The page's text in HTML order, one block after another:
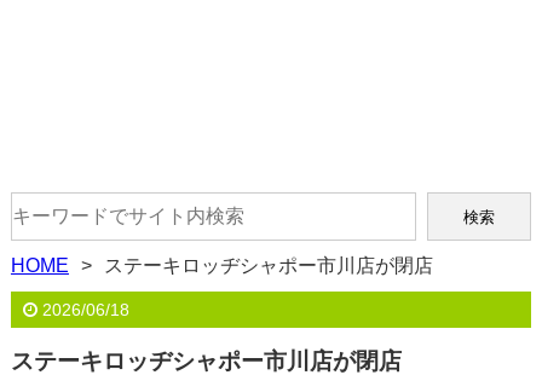
HOME ステーキロッヂシャポー市川店が閉店
2026/06/18
ステーキロッヂシャポー市川店が閉店